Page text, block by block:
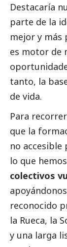
Destacaría
parte de la
mejor y más
es motor de
tanto, la
de vida.
Para
que la
no accesible
lo que
colectivos
reconocido
la Rueca, la
y una larga